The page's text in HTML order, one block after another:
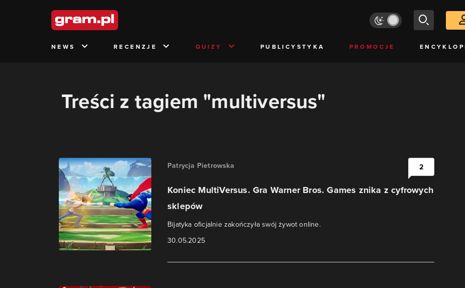
NEWS RECENZJE QUIZY PUBLICYSTYKA PROMOCJE
Treści z tagiem "multiversus"
Patrycja Pietrowska
Koniec MultiVersus. Gra Warner Bros. Games znika z cyfrowych
sklepów
Bijatyka oficjalnie zakończyła swój żywot online.
30.05.2025
2